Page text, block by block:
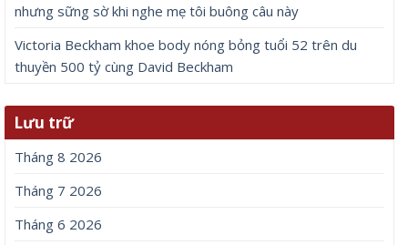
nhưng sững sờ khi nghe mẹ tôi buông câu này
Victoria Beckham khoe body nóng bỏng tuổi 52 trên du
thuyền 500 tỷ cùng David Beckham
Lưu trữ
Tháng 8 2026
Tháng 7 2026
Tháng 6 2026